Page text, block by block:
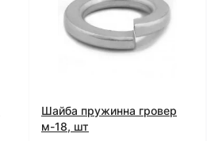
Шайба пружинна гровер
м-18, шт